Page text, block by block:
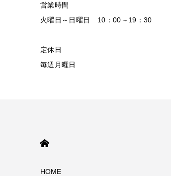
営業時間
火曜日～日曜日 10：00～19：30
定休日
毎週月曜日
HOME